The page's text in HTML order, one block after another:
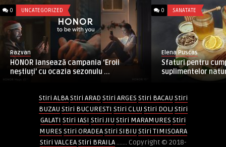
0 UNCATEGORIZED
Razvan
HONOR lansează campania ‘Eroii
neștiuți’ cu ocazia sezonulu ...
0 SANATATE
Elena Puscas
Sfaturi pentru
suplimentelor
Stiri ALBA Stiri ARAD Stiri ARGES Stiri BACAU Stiri
BUZAU Stiri BUCURESTI Stiri CLUJ Stiri DOLJ Stiri
GALATI Stiri IASI Stiri JIU Stiri MARAMURES Stiri
MURES Stiri ORADEA Stiri SIBIU Stiri TIMISOARA
Stiri VALCEA Stiri BRAILA....... Copyright © 2018-